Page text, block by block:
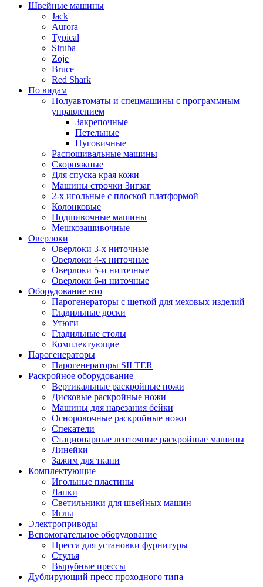
Швейные машины
Jack
Aurora
Typical
Siruba
Zoje
Bruce
Red Shark
По видам
Полуавтоматы и спецмашины с программным
управлением
Закрепочные
Петельные
Пуговичные
Распошивальные машины
Скорняжные
Для спуска края кожи
Машины строчки Зигзаг
2-х игольные с плоской платформой
Колонковые
Подшивочные машины
Мешкозашивочные
Оверлоки
Оверлоки 3-х ниточные
Оверлоки 4-х ниточные
Оверлоки 5-и ниточные
Оверлоки 6-и ниточные
Оборудование вто
Парогенераторы с щеткой для меховых изделий
Гладильные доски
Утюги
Гладильные столы
Комплектующие
Парогенераторы
Парогенераторы SILTER
Раскройное оборудование
Вертикальные раскройные ножи
Дисковые раскройные ножи
Машины для нарезания бейки
Осноровочные раскройные ножи
Спекатели
Стационарные ленточные раскройные машины
Линейки
Зажим для ткани
Комплектующие
Игольные пластины
Лапки
Светильники для швейных машин
Иглы
Электроприводы
Вспомогательное оборудование
Пресса для установки фурнитуры
Стулья
Вырубные прессы
Дублирующий пресс проходного типа